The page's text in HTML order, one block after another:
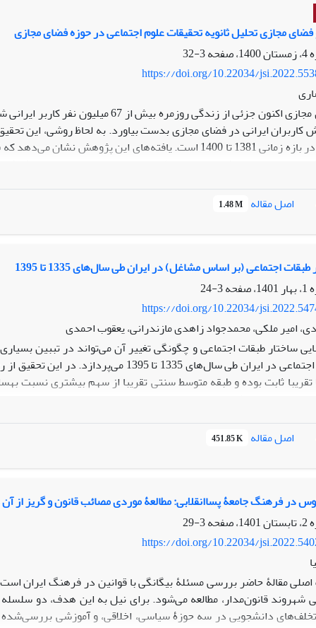
فضای مجازی تحلیل ثانویه تحقیقات علوم اجتماعی در حوزه فضای مجازی
3-32
https://doi.org/10.22034/
همچنین این فناوری ها روابط اجتماعی، سرمایه اجتماعی و
اجتماعی» مانند اعتیاد اینترنتی، جرائم اینترنتی، سوگواری مجازی،
اصل مقاله 1.48 M
اجتماعی (بر اساس مشاغل) در ایران طی سال‌های 1335 تا 1395
3-24
https://doi.org/10.22034/
امیر ملکی، محمدجواد زاهدی مازندرانی، یعقوب احمدی
ساختار طبقات اجتماعی و چگونگی تغییر آن می‌تواند در تببین
ساختار طبقات اجتماعی در ایران طی
ثابت بوده و طبقه متوسط سنتی تقریبا از سهم بیشتری نسبت
سال‌های مورد مطالعه به­ خود اختصاص
روند ساختار طبقاتی در دوره‌های مختلف تاریخی در ایران نشان از
ساختار طبقات اجتماعی در ایران است و این تاثیر بیشتر مربوط به­
اصل مقاله 451.85 K
در فرهنگ جامعۀ پساانقلابی: مطالعۀ موردی مصائب قانون و گریز از آن
3-29
https://doi.org/10.22034/
مقالۀ حاضر بررسی مسئلۀ بیگانگی با قوانین در فرهنگ ایران
شهروند قانون‌مدار، مطالعه می‌شود. برای نیل به این هدف، ‌دو
دانشجویی در سه حوزۀ سیاسی، اخلاقی، و آموزشی بررسی‌شده